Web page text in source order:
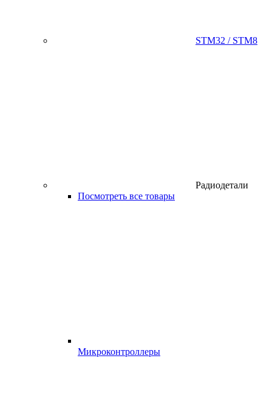
STM32 / STM8
Радиодетали
Посмотреть все товары
Микроконтроллеры